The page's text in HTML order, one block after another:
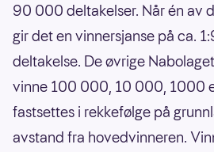
90 000 deltakelser. Når én av
gir det en vinnersjanse på ca.
deltakelse. De øvrige
vinne 100 000, 10 000, 1000
fastsettes i rekkefølge på
avstand fra hovedvinneren.